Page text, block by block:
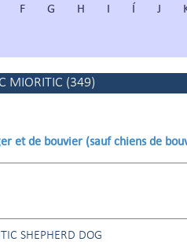
F G H I Í J
MIORITIC (349)
et de bouvier (sauf chiens de
SHEPHERD DOG